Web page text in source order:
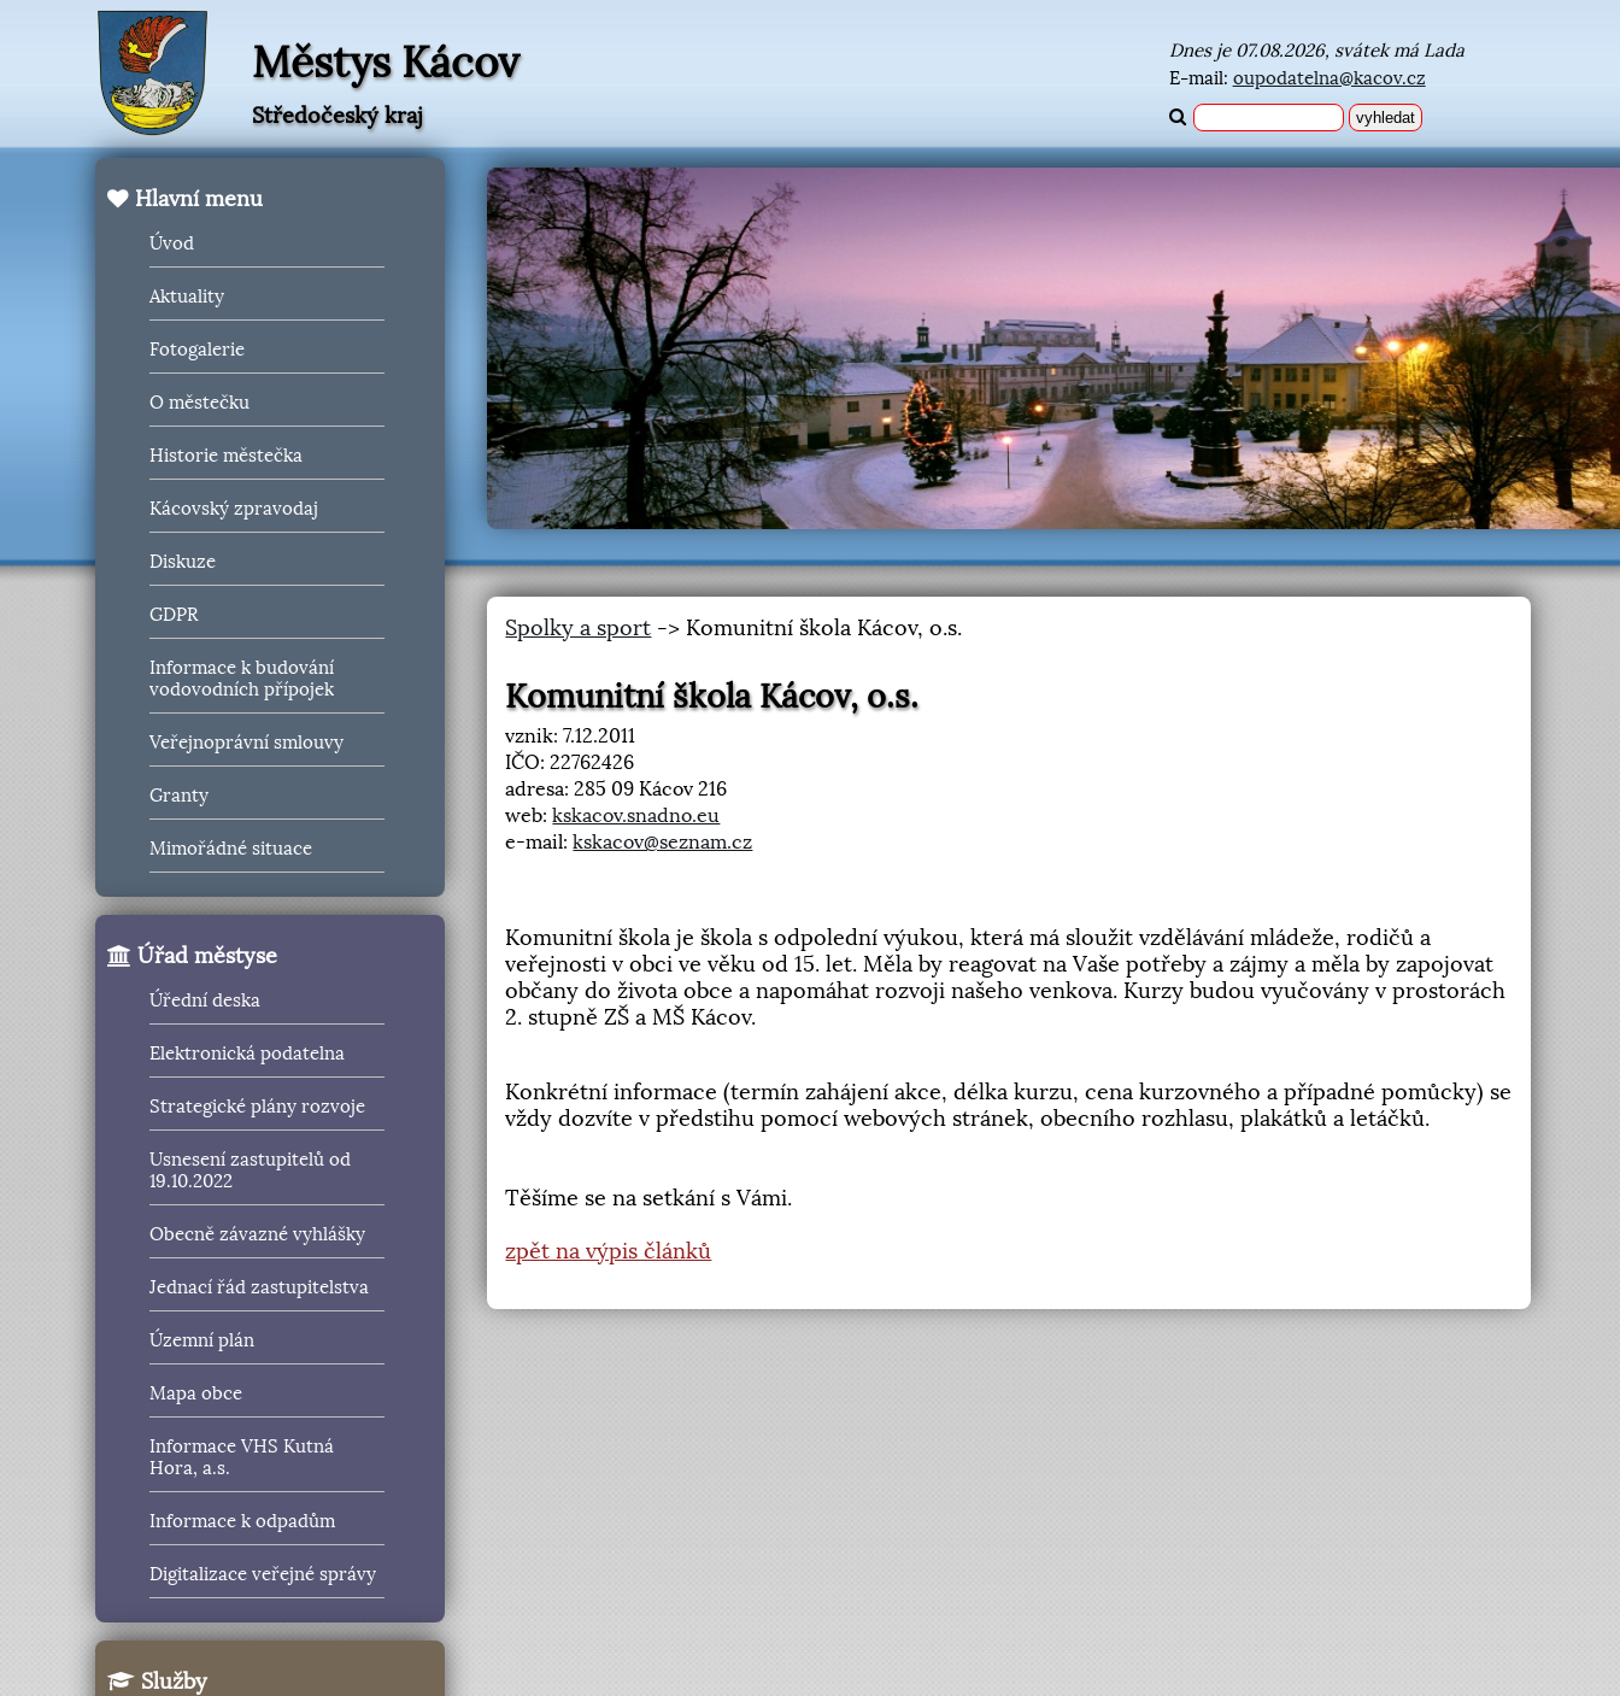
Městys Kácov
Středočeský kraj
Dnes je 07.08.2026, svátek má Lada
E-mail: oupodatelna@kacov.cz
Hlavní menu
Úvod
Aktuality
Fotogalerie
O městečku
Historie městečka
Kácovský zpravodaj
Diskuze
GDPR
Informace k budování
vodovodních přípojek
Veřejnoprávní smlouvy
Granty
Mimořádné situace
Úřad městyse
Úřední deska
Elektronická podatelna
Strategické plány rozvoje
Usnesení zastupitelů od
19.10.2022
Obecně závazné vyhlášky
Jednací řád zastupitelstva
Územní plán
Mapa obce
Informace VHS Kutná
Hora, a.s.
Informace k odpadům
Digitalizace veřejné správy
Služby
Spolky a sport -> Komunitní škola Kácov, o.s.
Komunitní škola Kácov, o.s.
vznik: 7.12.2011
IČO: 22762426
adresa: 285 09 Kácov 216
web:kskacov.snadno.eu
e-mail:kskacov@seznam.cz
Komunitní škola je škola s odpolední výukou, která má sloužit vzdělávání mládeže, rodičů a
veřejnosti v obci ve věku od 15. let. Měla by reagovat na Vaše potřeby a zájmy a měla by zapojovat
občany do života obce a napomáhat rozvoji našeho venkova. Kurzy budou vyučovány v prostorách
2. stupně ZŠ a MŠ Kácov.
Konkrétní informace (termín zahájení akce, délka kurzu, cena kurzovného a případné pomůcky) se
vždy dozvíte v předstihu pomocí webových stránek, obecního rozhlasu, plakátků a letáčků.
Těšíme se na setkání s Vámi.
zpět na výpis článků